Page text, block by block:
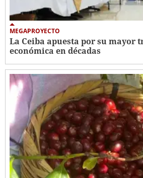
MEGAPROYECTO
La Ceiba apuesta por su mayor
económica en décadas